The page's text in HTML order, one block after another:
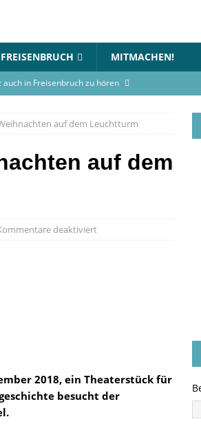
MITMACHEN!
in Freisenbruch zu hören
Bett steht in Flammen
BLAULICHT
Juli 2026
VERANSTALTUNGEN
auf dem Leuchtturm
auf dem
deaktiviert
2018, ein Theaterstück für
besucht der